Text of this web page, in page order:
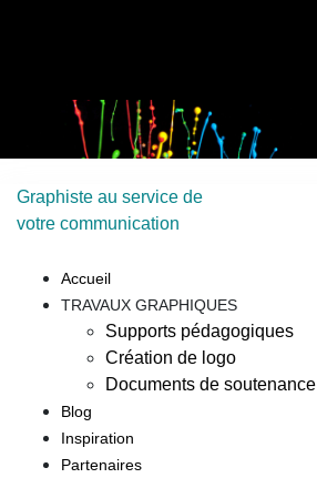
Graphiste au service de
votre communication
Accueil
TRAVAUX GRAPHIQUES
Supports pédagogiques
Création de logo
Documents de soutenance
Blog
Inspiration
Partenaires